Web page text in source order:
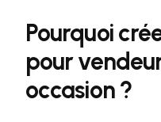
Pourquoi
pour
occasion?